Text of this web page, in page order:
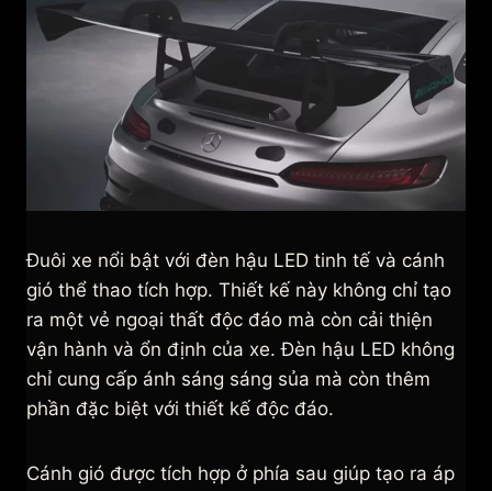
Đuôi xe nổi bật với đèn hậu LED tinh tế và cánh
gió thể thao tích hợp. Thiết kế này không chỉ tạo
ra một vẻ ngoại thất độc đáo mà còn cải thiện
vận hành và ổn định của xe. Đèn hậu LED không
chỉ cung cấp ánh sáng sáng sủa mà còn thêm
phần đặc biệt với thiết kế độc đáo.
Cánh gió được tích hợp ở phía sau giúp tạo ra áp